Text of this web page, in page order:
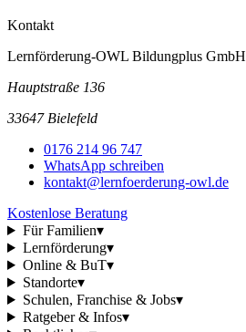
Kontakt
Lernförderung-OWL Bildungplus GmbH
Hauptstraße 136
33647 Bielefeld
0176 214 96 747
WhatsApp schreiben
kontakt@lernfoerderung-owl.de
Kostenlose Beratung
Für Familien▾
Lernförderung▾
Online & BuT▾
Standorte▾
Schulen, Franchise & Jobs▾
Ratgeber & Infos▾